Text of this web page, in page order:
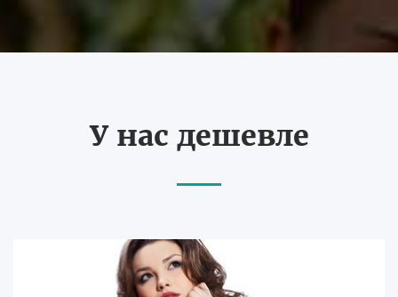
У нас дешевле